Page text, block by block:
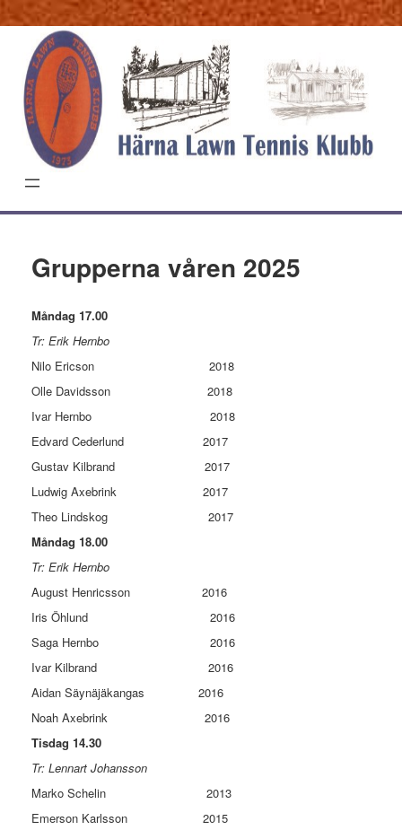
Hoppa
till
Grupperna våren 2025
Måndag 17.00
Tr: Erik Hernbo
Nilo Ericson 2018
Olle Davidsson 2018
Ivar Hernbo 2018
Edvard Cederlund 2017
Gustav Kilbrand 2017
Ludwig Axebrink 2017
Theo Lindskog 2017
Måndag 18.00
Tr: Erik Hernbo
August Henricsson 2016
Iris Öhlund 2016
Saga Hernbo 2016
Ivar Kilbrand 2016
Aidan Säynäjäkangas 2016
Noah Axebrink 2016
Tisdag 14.30
Tr: Lennart Johansson
Marko Schelin 2013
Emerson Karlsson 2015